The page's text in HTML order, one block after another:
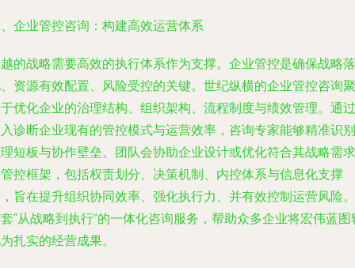
企业管控咨询：构建高效运营体系
的战略需要高效的执行体系作为支撑。企业管控是确保战略落
资源有效配置、风险受控的关键。世纪纵横的企业管控咨询聚
优化企业的治理结构、组织架构、流程制度与绩效管理。通过
诊断企业现有的管控模式与运营效率，咨询专家能够精准识别
短板与协作壁垒。团队会协助企业设计或优化符合其战略需求
控框架，包括权责划分、决策机制、内控体系与信息化支撑
旨在提升组织协同效率、强化执行力、并有效控制运营风险。
“从战略到执行”的一体化咨询服务，帮助众多企业将宏伟蓝图
扎实的经营成果。